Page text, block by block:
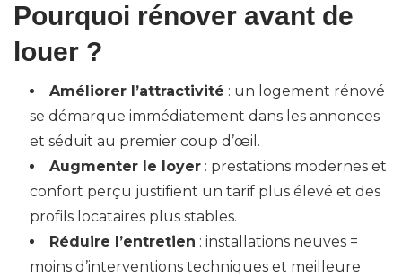
Pourquoi rénover avant de
louer ?
Améliorer l’attractivité : un logement rénové
se démarque immédiatement dans les annonces
et séduit au premier coup d’œil.
Augmenter le loyer : prestations modernes et
confort perçu justifient un tarif plus élevé et des
profils locataires plus stables.
Réduire l’entretien : installations neuves =
moins d’interventions techniques et meilleure